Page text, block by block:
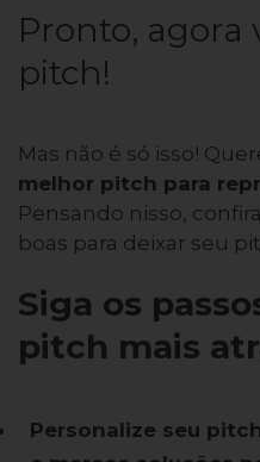
Pronto, agora
pitch!
Mas não é só isso!
melhor pitch para
Pensando nisso,
boas para deixar seu
Siga os
pitch mais
Personalize seu